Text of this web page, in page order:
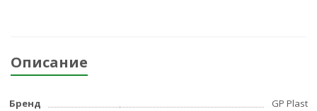
Описание
Бренд
GP Plast